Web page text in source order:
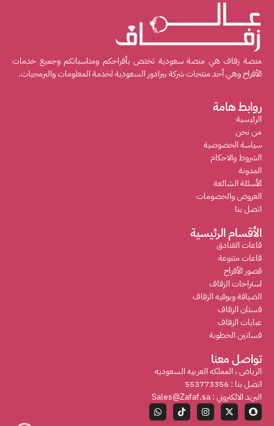
منصة زفاف هي منصة سعودية تختص بأفراحكم ومناسباتكم وجميع خدمات
الأفراح وهي أحد منتجات شركة بيرادور السعودية لخدمة المعلومات والبرمجيات.
روابط هامة
الرئيسية
من نحن
سياسة الخصوصية
الشروط والاحكام
المدونة
الأسئلة الشائعة
العروض والخصومات
اتصل بنا
الأقسام الرئيسية
قاعات الفنادق
قاعات متنوعة
قصور الأفراح
استراحات الزفاف
الضيافة وبوفيه الزفاف
فستان الزفاف
عبايات الزفاف
فساتين الخطوبة
تواصل معنا
الرياض ، المملكه العربيه السعوديه
اتصل بنا : 553773356
البريد الالكتروني : Sales@Zafaf.sa